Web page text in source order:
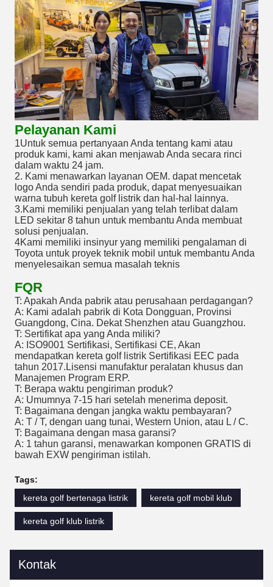
Pelayanan Kami
1Untuk semua pertanyaan Anda tentang kami atau
produk kami, kami akan menjawab Anda secara rinci
dalam waktu 24 jam.
2. Kami menawarkan layanan OEM. dapat mencetak
logo Anda sendiri pada produk, dapat menyesuaikan
warna tubuh kereta golf listrik dan hal-hal lainnya.
3.Kami memiliki penjualan yang telah terlibat dalam
LED sekitar 8 tahun untuk membantu Anda membuat
solusi penjualan.
4Kami memiliki insinyur yang memiliki pengalaman di
Toyota untuk proyek teknik mobil untuk membantu Anda
menyelesaikan semua masalah teknis
FQR
T: Apakah Anda pabrik atau perusahaan perdagangan?
A: Kami adalah pabrik di Kota Dongguan, Provinsi
Guangdong, Cina. Dekat Shenzhen atau Guangzhou.
T: Sertifikat apa yang Anda miliki?
A: ISO9001 Sertifikasi, Sertifikasi CE, Akan
mendapatkan kereta golf listrik Sertifikasi EEC pada
tahun 2017.Lisensi manufaktur peralatan khusus dan
Manajemen Program ERP.
T: Berapa waktu pengiriman produk?
A: Umumnya 7-15 hari setelah menerima deposit.
T: Bagaimana dengan jangka waktu pembayaran?
A: T / T, dengan uang tunai, Western Union, atau L / C.
T: Bagaimana dengan masa garansi?
A: 1 tahun garansi, menawarkan komponen GRATIS di
bawah EXW pengiriman istilah.
Tags:
kereta golf bertenaga listrik
kereta golf mobil klub
kereta golf klub listrik
Kontak